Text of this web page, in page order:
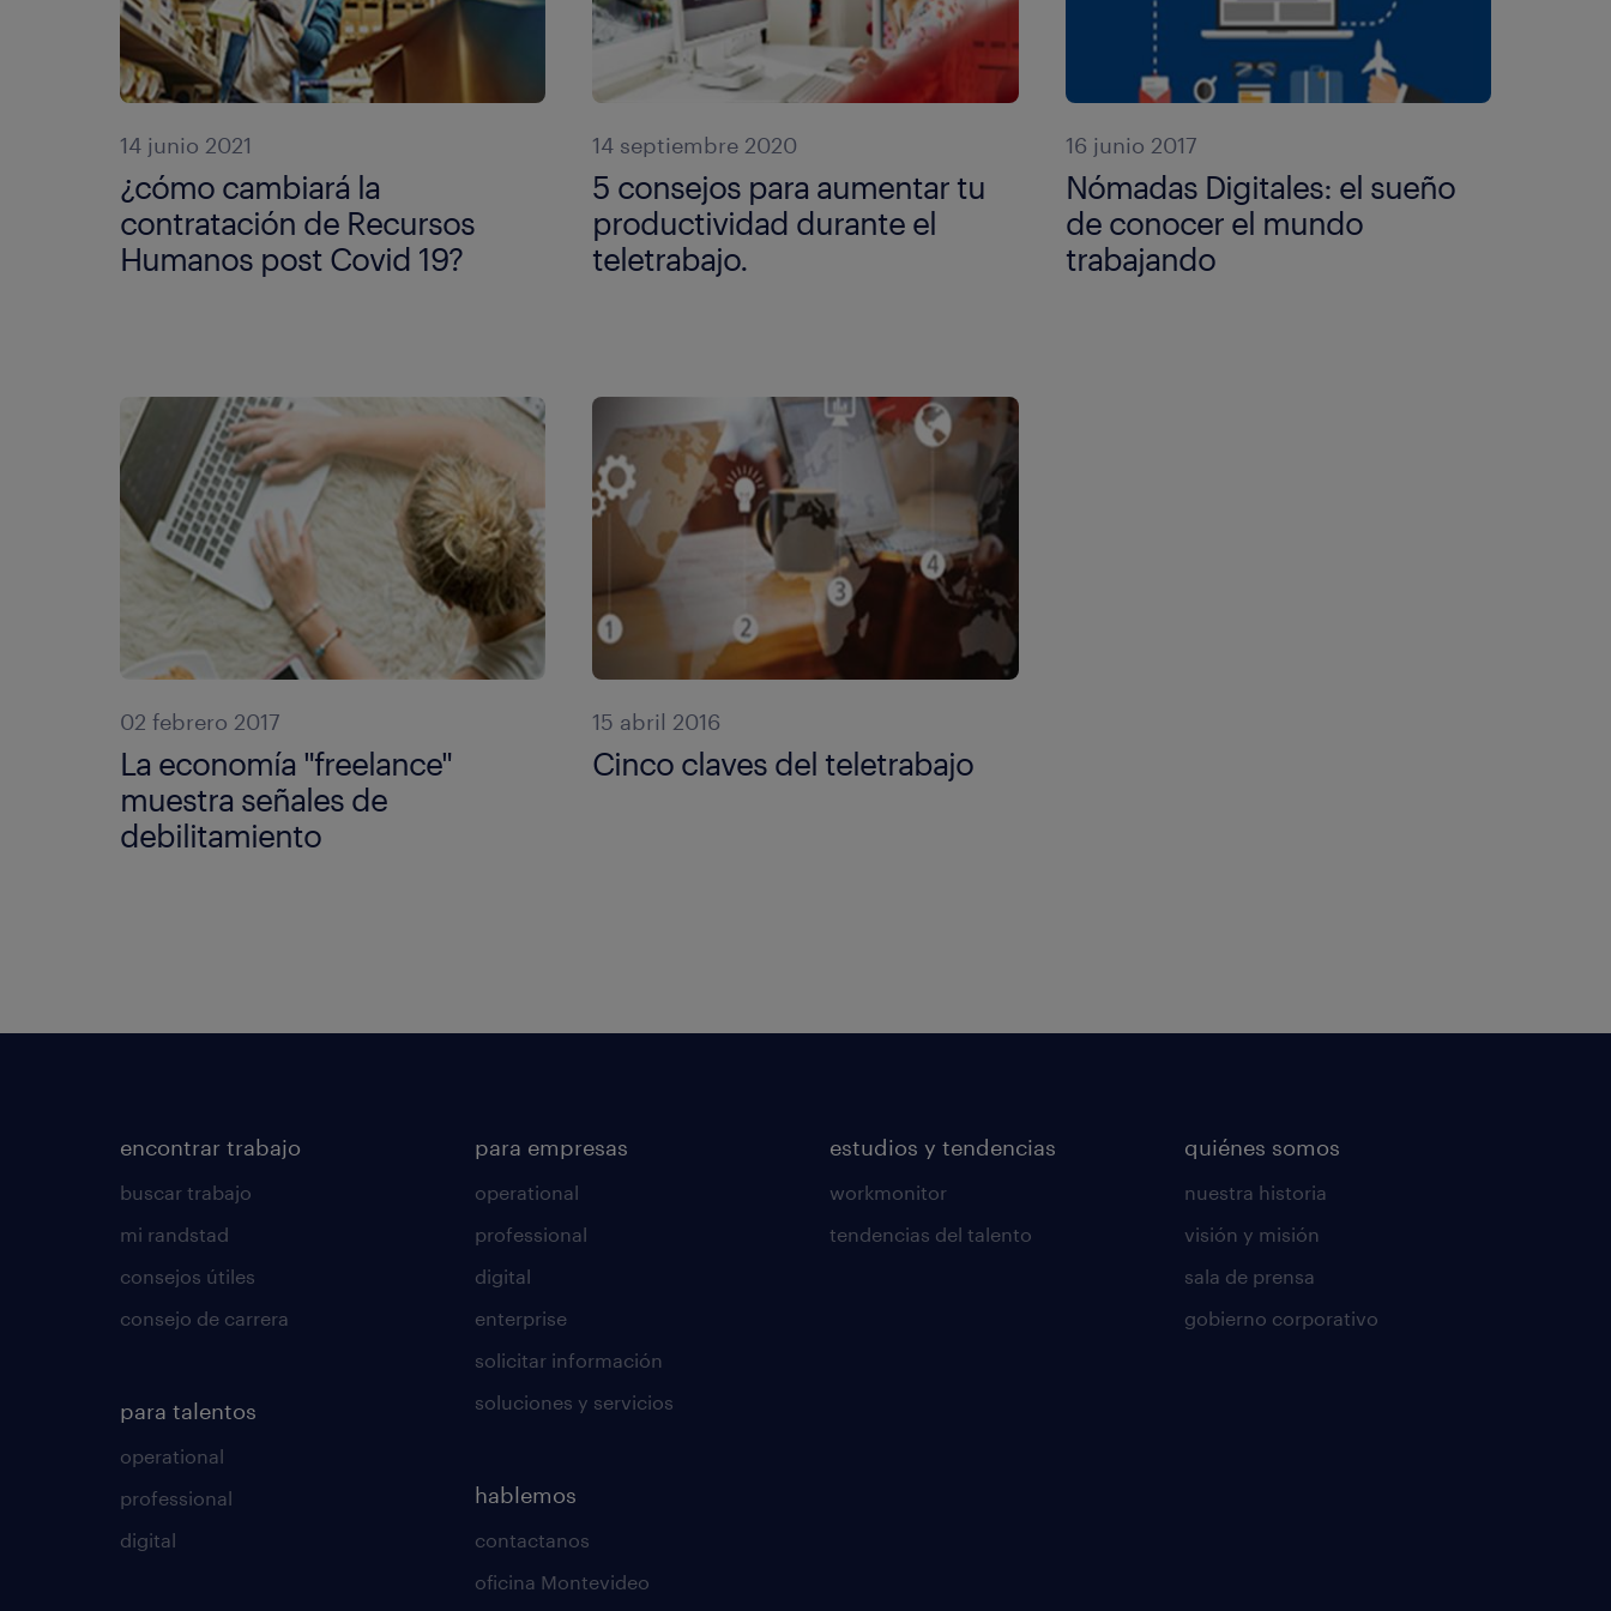
14 junio 2021
¿cómo cambiará la
contratación de Recursos
Humanos post Covid 19?
14 septiembre 2020
5 consejos para aumentar tu
productividad durante el
teletrabajo.
16 junio 2017
Nómadas Digitales: el sueño
de conocer el mundo
trabajando
02 febrero 2017
La economía "freelance"
muestra señales de
debilitamiento
15 abril 2016
Cinco claves del teletrabajo
encontrar trabajo
buscar trabajo
mi randstad
consejos útiles
consejo de carrera
para talentos
operational
professional
digital
para empresas
operational
professional
digital
enterprise
solicitar información
soluciones y servicios
hablemos
contactanos
oficina Montevideo
estudios y tendencias
workmonitor
tendencias del talento
quiénes somos
nuestra historia
visión y misión
sala de prensa
gobierno corporativo